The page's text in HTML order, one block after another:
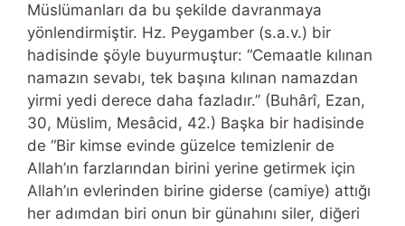
Müslümanları da bu şekilde davranmaya
yönlendirmiştir. Hz. Peygamber (s.a.v.) bir
hadisinde şöyle buyurmuştur: “Cemaatle kılınan
namazın sevabı, tek başına kılınan namazdan
yirmi yedi derece daha fazladır.” (Buhârî, Ezan,
30, Müslim, Mesâcid, 42.) Başka bir hadisinde
de “Bir kimse evinde güzelce temizlenir de
Allah’ın farzlarından birini yerine getirmek için
Allah’ın evlerinden birine giderse (camiye) attığı
her adımdan biri onun bir günahını siler, diğeri